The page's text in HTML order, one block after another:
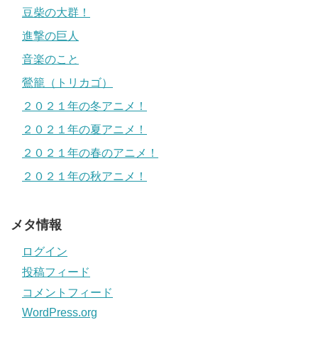
豆柴の大群！
進撃の巨人
音楽のこと
鶯籠（トリカゴ）
２０２１年の冬アニメ！
２０２１年の夏アニメ！
２０２１年の春のアニメ！
２０２１年の秋アニメ！
メタ情報
ログイン
投稿フィード
コメントフィード
WordPress.org